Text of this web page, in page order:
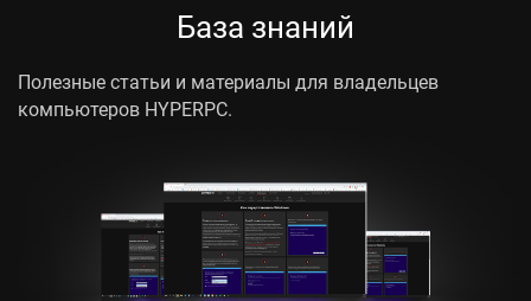
База знаний
Полезные статьи и материалы для владельцев
компьютеров HYPERPC.